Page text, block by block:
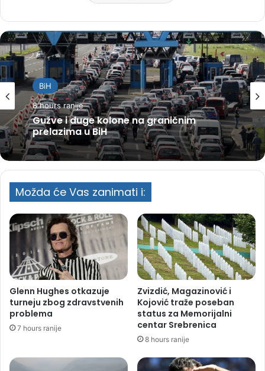
BiH
8 hours ranije
Gužve i duge kolone na graničnim
prelazima u BiH
Možda će Vas zanimati i:
Glenn Hughes otkazuje
turneju zbog zdravstvenih
problema
7 hours ranije
Zvizdić, Magazinović i
Kojović traže poseban
status za Memorijalni
centar Srebrenica
8 hours ranije